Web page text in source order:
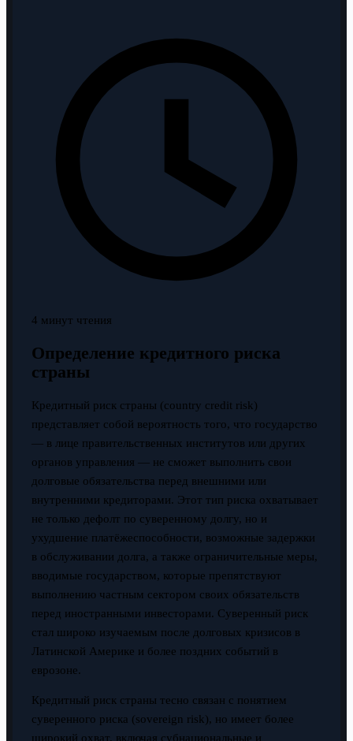
4 минут чтения
Определение кредитного риска
страны
Кредитный риск страны (country credit risk)
представляет собой вероятность того, что государство
— в лице правительственных институтов или других
органов управления — не сможет выполнить свои
долговые обязательства перед внешними или
внутренними кредиторами. Этот тип риска охватывает
не только дефолт по суверенному долгу, но и
ухудшение платёжеспособности, возможные задержки
в обслуживании долга, а также ограничительные меры,
вводимые государством, которые препятствуют
выполнению частным сектором своих обязательств
перед иностранными инвесторами. Суверенный риск
стал широко изучаемым после долговых кризисов в
Латинской Америке и более поздних событий в
еврозоне.
Кредитный риск страны тесно связан с понятием
суверенного риска (sovereign risk), но имеет более
широкий охват, включая субнациональные и